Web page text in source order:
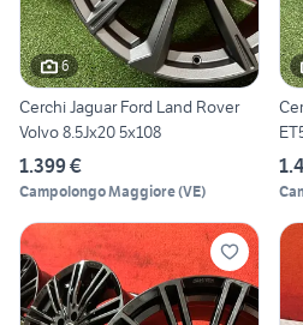
6
Cerchi Jaguar Ford Land Rover
Volvo 8.5Jx20 5x108
1.399 €
Campolongo Maggiore(VE)